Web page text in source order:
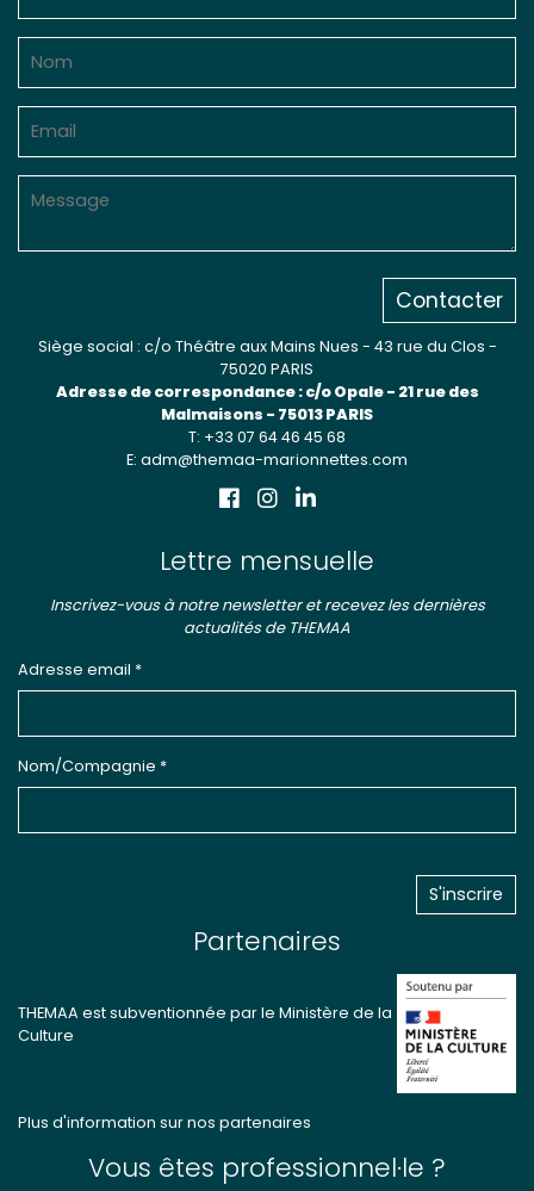
Contacter
Siège social : c/o Théâtre aux Mains Nues - 43 rue du Clos -
75020 PARIS
Adresse de correspondance : c/o Opale - 21 rue des
Malmaisons - 75013 PARIS
T: +33 07 64 46 45 68
E: adm@themaa-marionnettes.com
Lettre mensuelle
Inscrivez-vous à notre newsletter et recevez les dernières
actualités de THEMAA
Adresse email *
Nom/Compagnie *
Partenaires
THEMAA est subventionnée par le Ministère de la
Culture
Plus d'information sur nos partenaires
Vous êtes professionnel·le ?